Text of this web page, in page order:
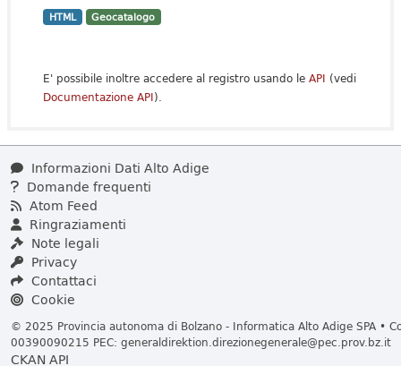
HTML Geocatalogo
E' possibile inoltre accedere al registro usando le API (vedi
Documentazione API).
Informazioni Dati Alto Adige
Domande frequenti
Atom Feed
Ringraziamenti
Note legali
Privacy
Contattaci
Cookie
© 2025 Provincia autonoma di Bolzano - Informatica Alto Adige SPA •
00390090215 PEC: generaldirektion.direzionegenerale@pec.prov.bz.it
CKAN API